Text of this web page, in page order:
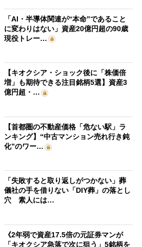
「AI・半導体関連が“本命”であること
に変わりはない」資産20億円超の90歳
現役トレー…
【キオクシア・ショック後に「株価倍
増」も期待できる注目銘柄5選】資産3
億円超・…
【首都圏の不動産価格「危ない駅」ラ
ンキング】“中古マンション売れ行き鈍
化”のワー…
「失敗すると取り返しがつかない」葬
儀社の手を借りない「DIY葬」の落とし
穴 素人には…
《2年弱で資産17.5倍の元証券マンが
「キオクシア急落で次に狙う」5銘柄を